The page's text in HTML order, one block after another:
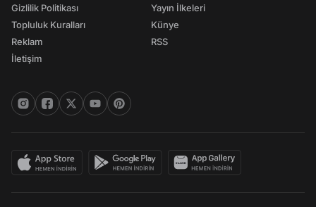
Gizlilik Politikası
Topluluk Kuralları
Reklam
İletişim
Yayın İlkeleri
Künye
RSS